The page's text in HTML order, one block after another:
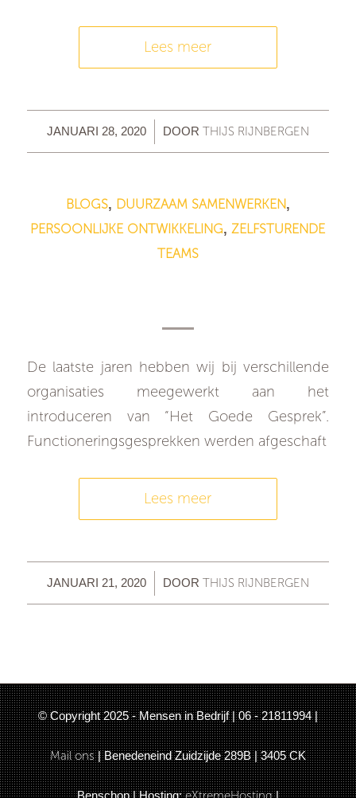
Lees meer
JANUARI 28, 2020
/ DOOR THIJS RIJNBERGEN
BLOGS, DUURZAAM SAMENWERKEN,
PERSOONLIJKE ONTWIKKELING,ZELFSTURENDE
TEAMS
De laatste jaren hebben wij bij verschillende
organisaties meegewerkt aan het
introduceren van “Het Goede Gesprek”.
Functioneringsgesprekken werden afgeschaft
Lees meer
JANUARI 21, 2020
/ DOOR THIJS RIJNBERGEN
© Copyright 2025 - Mensen in Bedrijf | 06 - 21811994 |
Mail ons| Benedeneind Zuidzijde 289B | 3405 CK
Benschop | Hosting: |